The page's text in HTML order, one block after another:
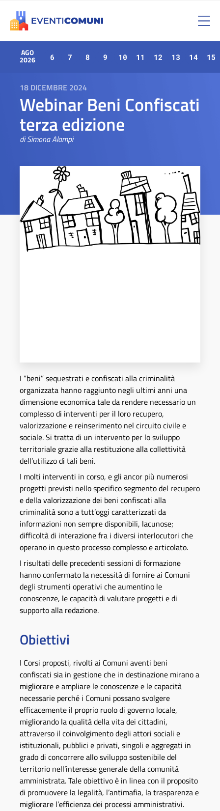
AGO
2026 6 7 8 9 10 11 12 13 14 15
18 DICEMBRE 2024
Webinar Beni Confiscati
terza edizione
di Simona Alampi
I “beni” sequestrati e confiscati alla criminalità
organizzata hanno raggiunto negli ultimi anni una
dimensione economica tale da rendere necessario un
complesso di interventi per il loro recupero,
valorizzazione e reinserimento nel circuito civile e
sociale. Si tratta di un intervento per lo sviluppo
territoriale grazie alla restituzione alla collettività
dell’utilizzo di tali beni.
I molti interventi in corso, e gli ancor più numerosi
progetti previsti nello specifico segmento del recupero
e della valorizzazione dei beni confiscati alla
criminalità sono a tutt’oggi caratterizzati da
informazioni non sempre disponibili, lacunose;
difficoltà di interazione fra i diversi interlocutori che
operano in questo processo complesso e articolato.
I risultati delle precedenti sessioni di formazione
hanno confermato la necessità di fornire ai Comuni
degli strumenti operativi che aumentino le
conoscenze, le capacità di valutare progetti e di
supporto alla redazione.
Obiettivi
I Corsi proposti, rivolti ai Comuni aventi beni
confiscati sia in gestione che in destinazione mirano a
migliorare e ampliare le conoscenze e le capacità
necessarie perché i Comuni possano svolgere
efficacemente il proprio ruolo di governo locale,
migliorando la qualità della vita dei cittadini,
attraverso il coinvolgimento degli attori sociali e
istituzionali, pubblici e privati, singoli e aggregati in
grado di concorrere allo sviluppo sostenibile del
territorio nell’interesse generale della comunità
amministrata. Tale obiettivo è in linea con il proposito
di promuovere la legalità, l’antimafia, la trasparenza e
migliorare l’efficienza dei processi amministrativi.